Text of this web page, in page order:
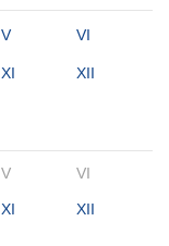
V VI
XI XII
V VI
XI XII